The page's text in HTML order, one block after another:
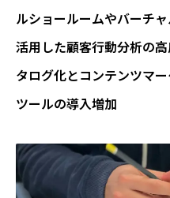
ルショールームやバーチ
活用した顧客行動分析の
タログ化とコンテンツマ
ツールの導入増加